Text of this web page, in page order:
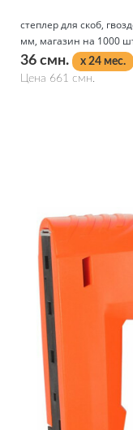
степлер для скоб,
мм, магазин на 1000
36 смн.
x 24 мес.
Цена 661 смн.